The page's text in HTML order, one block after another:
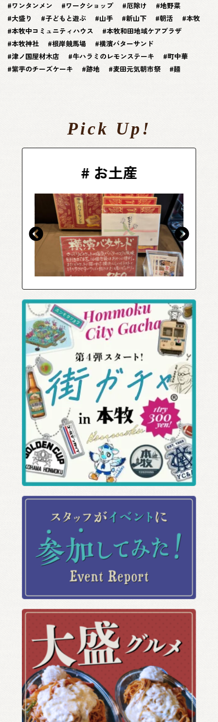
ワンタンメン
ワークショップ 厄除け
地野菜
大盛り
子どもと遊ぶ 山手 新山下 朝活
本牧
本牧中コミュニティハウス
本牧和田地域ケアプラザ
本牧神社
根岸競馬場
横濱バターサンド
津ノ国屋材木店
牛ハラミのレモンステーキ
町中華
紫芋のチーズケーキ
跡地 麦田元気朝市祭 麺
Pick Up!
# お土産